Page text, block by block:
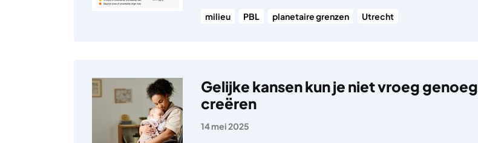
milieu PBL planetaire grenzen Utrecht
Gelijke kansen kun je niet vroeg genoeg
creëren
14 mei 2025